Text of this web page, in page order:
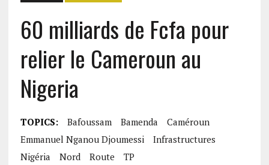
60 milliards de Fcfa pour
relier le Cameroun au
Nigeria
TOPICS: Bafoussam Bamenda
Caméroun
Emmanuel Nganou Djoumessi
Infrastructures
Nigéria
Nord Route TP